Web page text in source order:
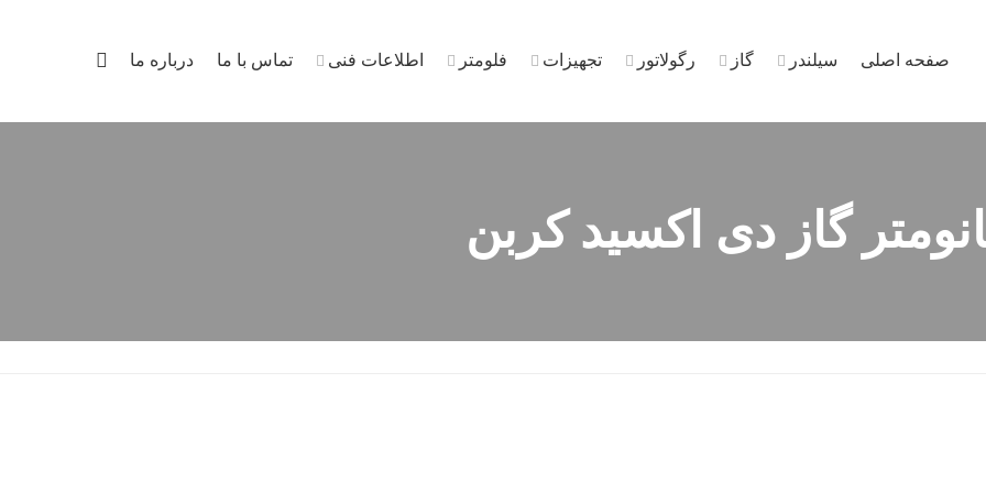
صفحه اصلی سیلندر گاز رگولاتور تجهیزات فلومتر اطلاعات فنی تماس با ما درباره ما
گاز دی اکسید کربن